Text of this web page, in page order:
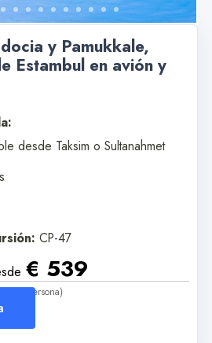
y Pamukkale,
Estambul en avión y
desde Taksim o Sultanahmet
CP-47
€ 539
(Por Persona)